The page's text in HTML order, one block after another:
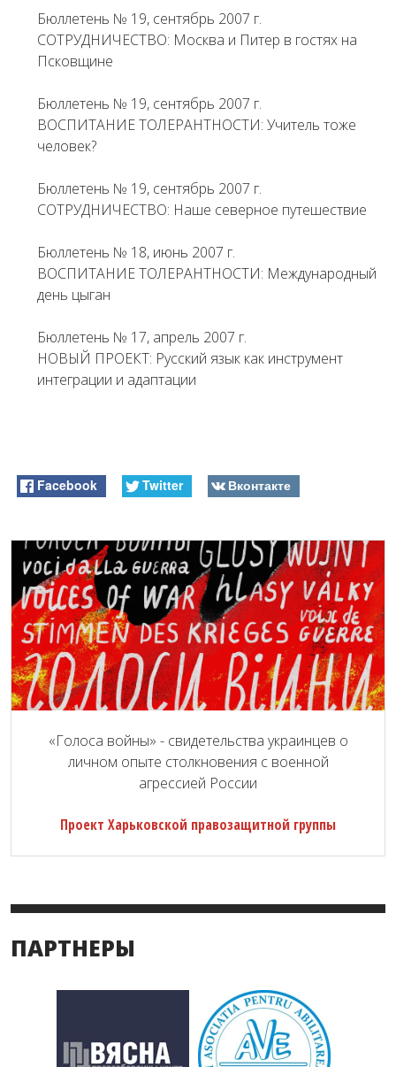
Бюллетень № 19, сентябрь 2007 г.
СОТРУДНИЧЕСТВО: Москва и Питер в гостях на
Псковщине
Бюллетень № 19, сентябрь 2007 г.
ВОСПИТАНИЕ ТОЛЕРАНТНОСТИ: Учитель тоже
человек?
Бюллетень № 19, сентябрь 2007 г.
СОТРУДНИЧЕСТВО: Наше северное путешествие
Бюллетень № 18, июнь 2007 г.
ВОСПИТАНИЕ ТОЛЕРАНТНОСТИ: Международный
день цыган
Бюллетень № 17, апрель 2007 г.
НОВЫЙ ПРОЕКТ: Русский язык как инструмент
интеграции и адаптации
Facebook Twitter Вконтакте
«Голоса войны» - свидетельства украинцев о
личном опыте столкновения с военной
агрессией России
Проект Харьковской правозащитной группы
ПАРТНЕРЫ